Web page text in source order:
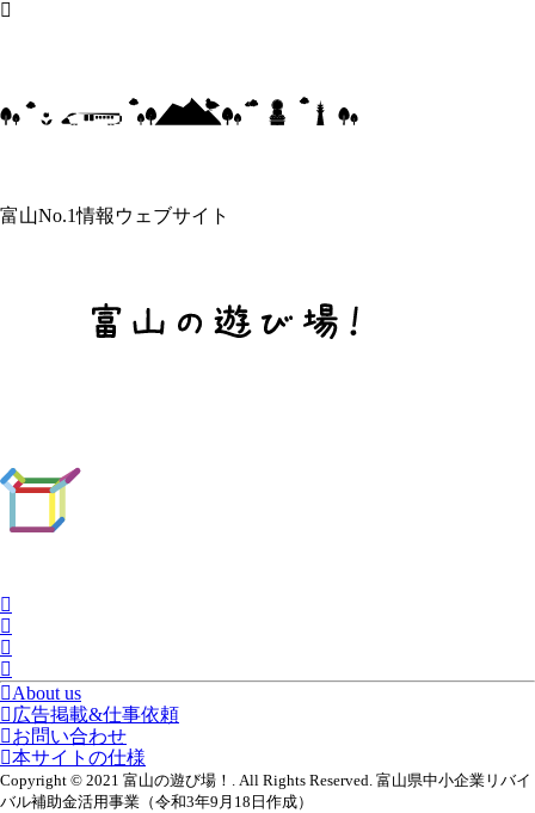
富山No.1情報ウェブサイト
About us
広告掲載&仕事依頼
お問い合わせ
本サイトの仕様
Copyright © 2021 富山の遊び場！. All Rights Reserved. 富山県中小企業リバイ
バル補助金活用事業（令和3年9月18日作成）